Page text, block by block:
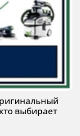
выбирает